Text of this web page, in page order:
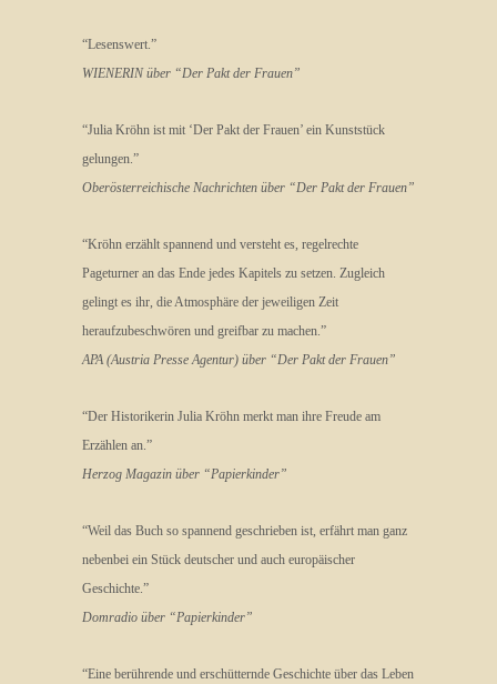
“Lesenswert.”
WIENERIN über “Der Pakt der Frauen”
“Julia Kröhn ist mit ‘Der Pakt der Frauen’ ein Kunststück
gelungen.”
Oberösterreichische Nachrichten über “Der Pakt der Frauen”
“Kröhn erzählt spannend und versteht es, regelrechte
Pageturner an das Ende jedes Kapitels zu setzen. Zugleich
gelingt es ihr, die Atmosphäre der jeweiligen Zeit
heraufzubeschwören und greifbar zu machen.”
APA (Austria Presse Agentur) über “Der Pakt der Frauen”
“Der Historikerin Julia Kröhn merkt man ihre Freude am
Erzählen an.”
Herzog Magazin über “Papierkinder”
“Weil das Buch so spannend geschrieben ist, erfährt man ganz
nebenbei ein Stück deutscher und auch europäischer
Geschichte.”
Domradio über “Papierkinder”
“Eine berührende und erschütternde Geschichte über das Leben